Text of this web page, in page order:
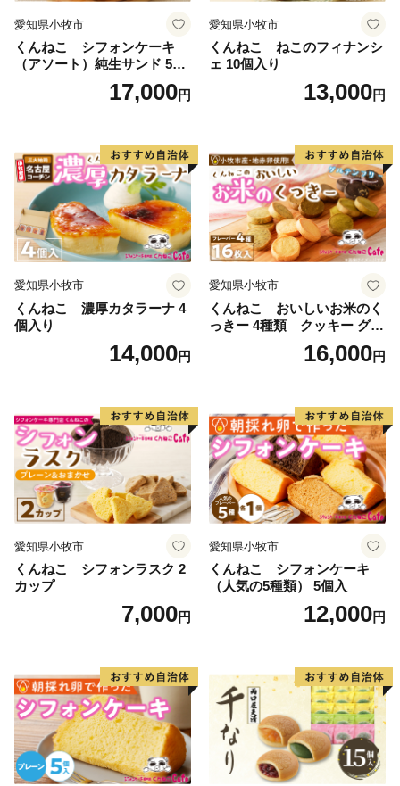
愛知県小牧市
くんねこ シフォンケーキ
（アソート）純生サンド 5個
17,000円
愛知県小牧市
くんねこ ねこのフィナンシ
ェ 10個入り
13,000円
愛知県小牧市
くんねこ 濃厚カタラーナ 4
個入り
14,000円
愛知県小牧市
くんねこ おいしいお米のく
っきー 4種類 クッキー グル
16,000円
愛知県小牧市
くんねこ シフォンラスク 2
カップ
7,000円
愛知県小牧市
くんねこ シフォンケーキ
（人気の5種類） 5個入
12,000円